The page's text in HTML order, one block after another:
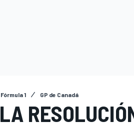
Fórmula 1 GP de Canadá
LA